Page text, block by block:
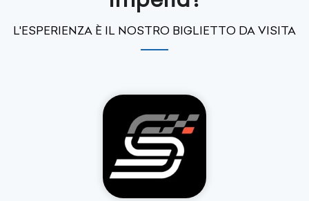
L'ESPERIENZA È IL NOSTRO BIGLIETTO DA VISITA